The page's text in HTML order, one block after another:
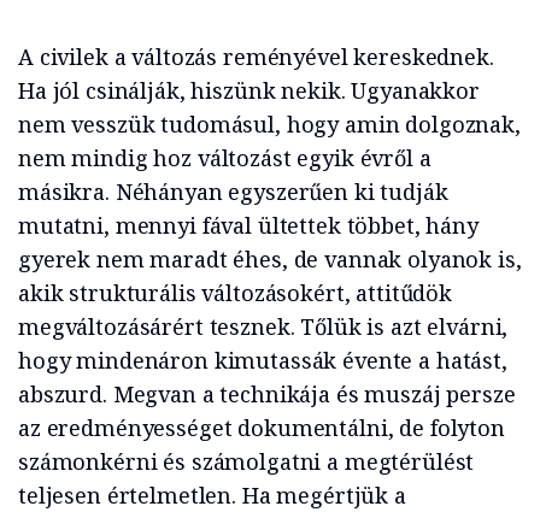
A civilek a változás reményével kereskednek.
Ha jól csinálják, hiszünk nekik. Ugyanakkor
nem vesszük tudomásul, hogy amin dolgoznak,
nem mindig hoz változást egyik évről a
másikra. Néhányan egyszerűen ki tudják
mutatni, mennyi fával ültettek többet, hány
gyerek nem maradt éhes, de vannak olyanok is,
akik strukturális változásokért, attitűdök
megváltozásárért tesznek. Tőlük is azt elvárni,
hogy mindenáron kimutassák évente a hatást,
abszurd. Megvan a technikája és muszáj persze
az eredményességet dokumentálni, de folyton
számonkérni és számolgatni a megtérülést
teljesen értelmetlen. Ha megértjük a